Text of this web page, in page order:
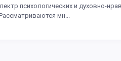
психологических и духовно-
мн...